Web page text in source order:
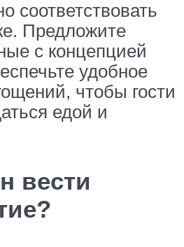
соответствовать
Предложите
с концепцией
удобное
чтобы гости
едой и
вести